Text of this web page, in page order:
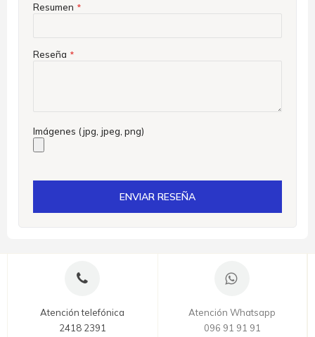
Resumen
Reseña
Imágenes (jpg, jpeg, png)
ENVIAR RESEÑA
Atención telefónica
2418 2391
Atención Whatsapp
096 91 91 91